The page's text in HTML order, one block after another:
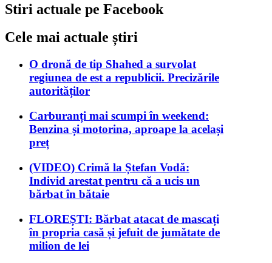
Stiri actuale pe Facebook
Cele mai actuale știri
O dronă de tip Shahed a survolat
regiunea de est a republicii. Precizările
autorităților
Carburanți mai scumpi în weekend:
Benzina și motorina, aproape la același
preț
(VIDEO) Crimă la Ștefan Vodă:
Individ arestat pentru că a ucis un
bărbat în bătaie
FLOREȘTI: Bărbat atacat de mascați
în propria casă și jefuit de jumătate de
milion de lei